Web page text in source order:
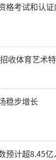
格考试和认
收体育艺术
稳步增长
预计超8.45亿